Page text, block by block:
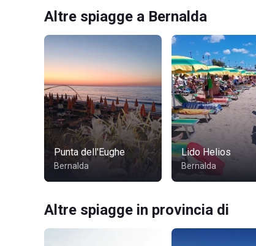
Altre spiagge a Bernalda
Punta dell'Eughe
Bernalda
Lido Helios
Bernalda
Altre spiagge in provincia di